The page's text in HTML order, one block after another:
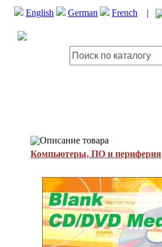
English German French |
Описание товара
Компьютеры, ПО и периферия